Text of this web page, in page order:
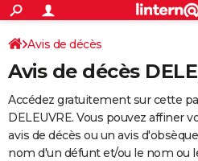
ACTUALITÉS
Politique
Société
Faits Divers
Education
Monde
Villes
+
SPORT
Coupe du monde 2026
Football
Tennis
Cyclisme
Rugby
Forum
Programme TV
TNT
Streaming
Cinéma
Sorties cinéma
Musique
+
FINANCE
Retraite
Epargne
Immobilier
Risques naturels par ville
Banque
Assurance
AUTO
Avis de décès
Avis de décès
Accédez gratuitement sur cette
DELEUVRE. Vous pouvez affiner
avis de décès ou un avis
nom d'un défunt et/ou le nom ou